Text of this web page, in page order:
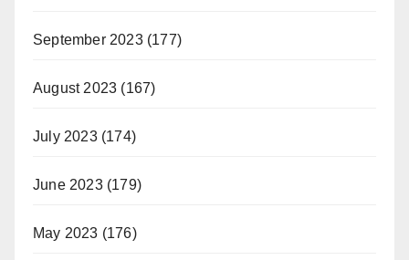
September 2023(177)
August 2023 (167)
July 2023(174)
June 2023(179)
May 2023 (176)